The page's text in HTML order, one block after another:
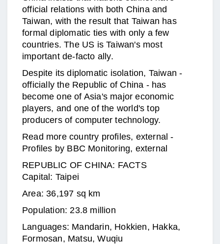
official relations with both China and
Taiwan, with the result that Taiwan has
formal diplomatic ties with only a few
countries. The US is Taiwan's most
important de-facto ally.
Despite its diplomatic isolation, Taiwan -
officially the Republic of China - has
become one of Asia's major economic
players, and one of the world's top
producers of computer technology.
Read more country profiles, external -
Profiles by BBC Monitoring, external
REPUBLIC OF CHINA: FACTS
Capital: Taipei
Area: 36,197 sq km
Population: 23.8 million
Languages: Mandarin, Hokkien, Hakka,
Formosan, Matsu, Wuqiu